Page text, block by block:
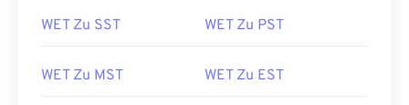
WET Zu SST WET Zu PST
WET Zu MST WET Zu EST